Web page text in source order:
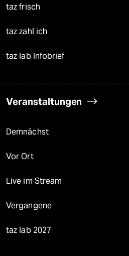
taz frisch
taz zahl ich
taz lab Infobrief
Veranstaltungen
Demnächst
Vor Ort
Live im Stream
Vergangene
taz lab 2027